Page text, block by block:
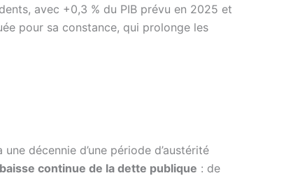
avec +0,3 % du PIB prévu en 2025 et
pour sa constance, qui prolonge les
décennie d’une période d’austérité
baisse continue de la dette publique : de